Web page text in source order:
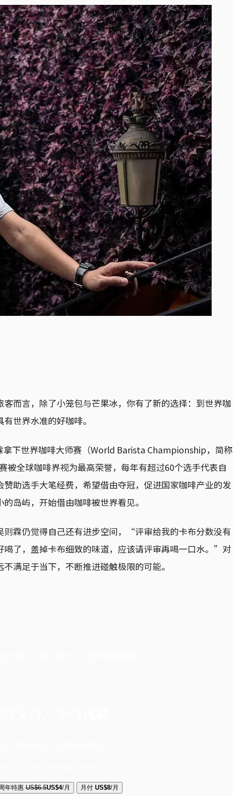
而言，除了小笼包与芒果冰，你有了新的选择：到世界咖
世界水准的好咖啡。
拿下世界咖啡大师赛（World Barista Championship，简称
被全球咖啡界视为最高荣誉，每年有超过60个选手代表自
助选手大笔经费，希望借由夺冠，促进国家咖啡产业的发
岛屿，开始借由咖啡被世界看见。
则霖仍觉得自己还有进步空间，“评审给我的卡布分数没有
喝了，盖掉卡布细致的味道，应该请评审再喝一口水。”对
满足于当下，不断推进碰触极限的可能。
年特惠 US$6.5US$4/月 月付 US$8/月